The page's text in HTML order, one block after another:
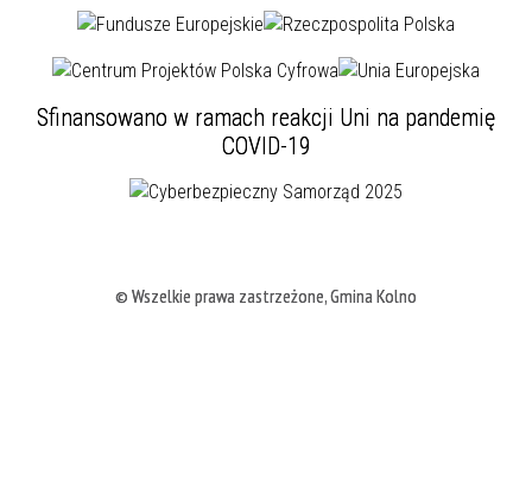
Sfinansowano w ramach reakcji Uni na pandemię
COVID-19
© Wszelkie prawa zastrzeżone, Gmina Kolno